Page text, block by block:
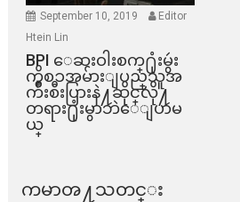
September 10, 2019
Editor
Htein Lin
BPI ​ေဆးဝါးစက္​႐ုံးမွဴး
ကိစၥအမ်ားျပည္​သူအ
က်ိဳးစီးပြားနဲ႔ဆိုင္​လို႔
တရား႐ုံးမွာဘဲေျပာမ
ယ္​
ကမာၻ႔သတင္း